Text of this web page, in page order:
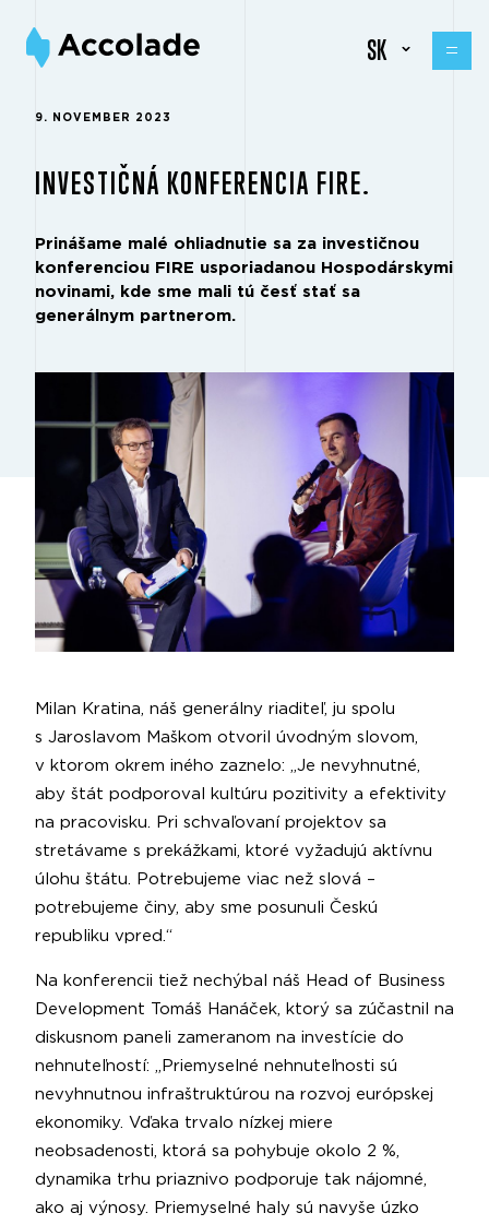
SK
9. NOVEMBER 2023
INVESTIČNÁ KONFERENCIA FIRE.
Prinášame malé ohliadnutie sa za investičnou
konferenciou FIRE usporiadanou Hospodárskymi
novinami, kde sme mali tú česť stať sa
generálnym partnerom.
Milan Kratina, náš generálny riaditeľ, ju spolu
s Jaroslavom Maškom otvoril úvodným slovom,
v ktorom okrem iného zaznelo: „Je nevyhnutné,
aby štát podporoval kultúru pozitivity a efektivity
na pracovisku. Pri schvaľovaní projektov sa
stretávame s prekážkami, ktoré vyžadujú aktívnu
úlohu štátu. Potrebujeme viac než slová –
potrebujeme činy, aby sme posunuli Českú
republiku vpred.“
Na konferencii tiež nechýbal náš Head of Business
Development Tomáš Hanáček, ktorý sa zúčastnil na
diskusnom paneli zameranom na investície do
nehnuteľností: „Priemyselné nehnuteľnosti sú
nevyhnutnou infraštruktúrou na rozvoj európskej
ekonomiky. Vďaka trvalo nízkej miere
neobsadenosti, ktorá sa pohybuje okolo 2 %,
dynamika trhu priaznivo podporuje tak nájomné,
ako aj výnosy. Priemyselné haly sú navyše úzko